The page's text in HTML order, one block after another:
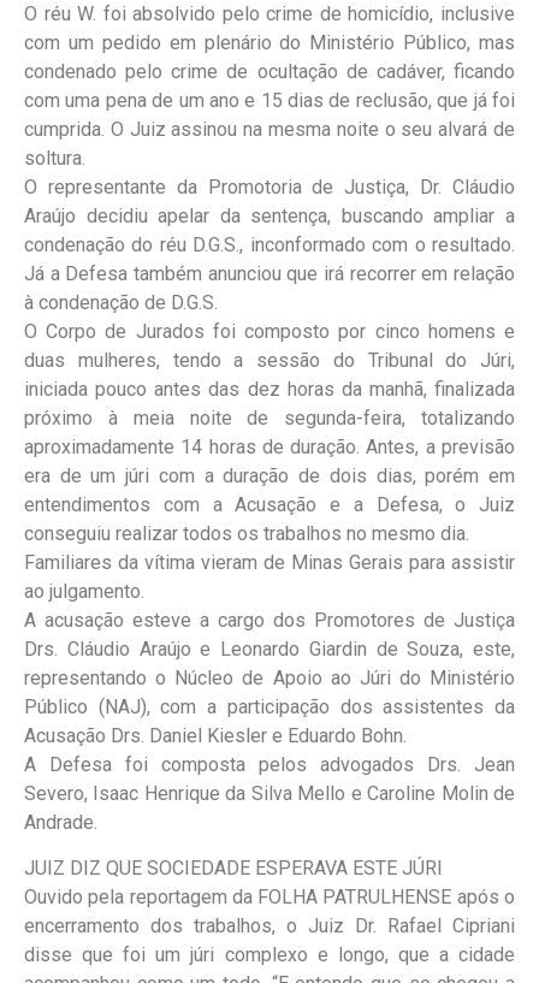
O réu W. foi absolvido pelo crime de homicídio, inclusive
com um pedido em plenário do Ministério Público, mas
condenado pelo crime de ocultação de cadáver, ficando
com uma pena de um ano e 15 dias de reclusão, que já foi
cumprida. O Juiz assinou na mesma noite o seu alvará de
soltura.
O representante da Promotoria de Justiça, Dr. Cláudio
Araújo decidiu apelar da sentença, buscando ampliar a
condenação do réu D.G.S., inconformado com o resultado.
Já a Defesa também anunciou que irá recorrer em relação
à condenação de D.G.S.
O Corpo de Jurados foi composto por cinco homens e
duas mulheres, tendo a sessão do Tribunal do Júri,
iniciada pouco antes das dez horas da manhã, finalizada
próximo à meia noite de segunda-feira, totalizando
aproximadamente 14 horas de duração. Antes, a previsão
era de um júri com a duração de dois dias, porém em
entendimentos com a Acusação e a Defesa, o Juiz
conseguiu realizar todos os trabalhos no mesmo dia.
Familiares da vítima vieram de Minas Gerais para assistir
ao julgamento.
A acusação esteve a cargo dos Promotores de Justiça
Drs. Cláudio Araújo e Leonardo Giardin de Souza, este,
representando o Núcleo de Apoio ao Júri do Ministério
Público (NAJ), com a participação dos assistentes da
Acusação Drs. Daniel Kiesler e Eduardo Bohn.
A Defesa foi composta pelos advogados Drs. Jean
Severo, Isaac Henrique da Silva Mello e Caroline Molin de
Andrade.
JUIZ DIZ QUE SOCIEDADE ESPERAVA ESTE JÚRI
Ouvido pela reportagem da FOLHA PATRULHENSE após o
encerramento dos trabalhos, o Juiz Dr. Rafael Cipriani
disse que foi um júri complexo e longo, que a cidade